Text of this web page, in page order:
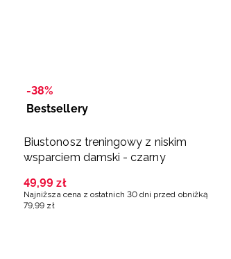
-38%
Bestsellery
Biustonosz treningowy z niskim
wsparciem damski - czarny
49,99 zł
Najniższa cena z ostatnich 30 dni przed obniżką
79 ,99 zł